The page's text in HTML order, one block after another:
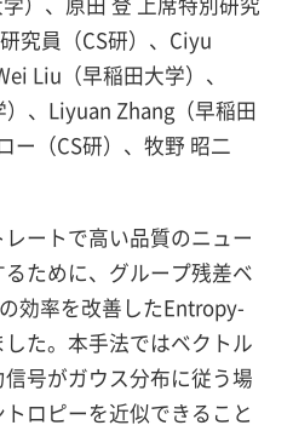
究員（CS研）、Ciyu
Liu（早稲田大学）、
、Liyuan Zhang（早稲田
ー（CS研）、牧野 昭二
ートで高い品質のニュー
ために、グループ残差ベ
効率を改善したEntropy-
た。本手法ではベクトル
号がガウス分布に従う場
ロピーを近似できること